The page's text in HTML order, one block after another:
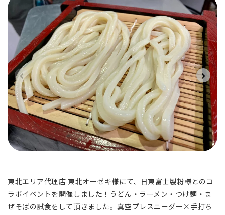
東北エリア代理店 東北オーゼキ様にて、日東富士製粉様とのコ
ラボイベントを開催しました！ うどん・ラーメン・つけ麺・ま
ぜそばの試食をして頂きました。真空プレスニーダー×手打ち